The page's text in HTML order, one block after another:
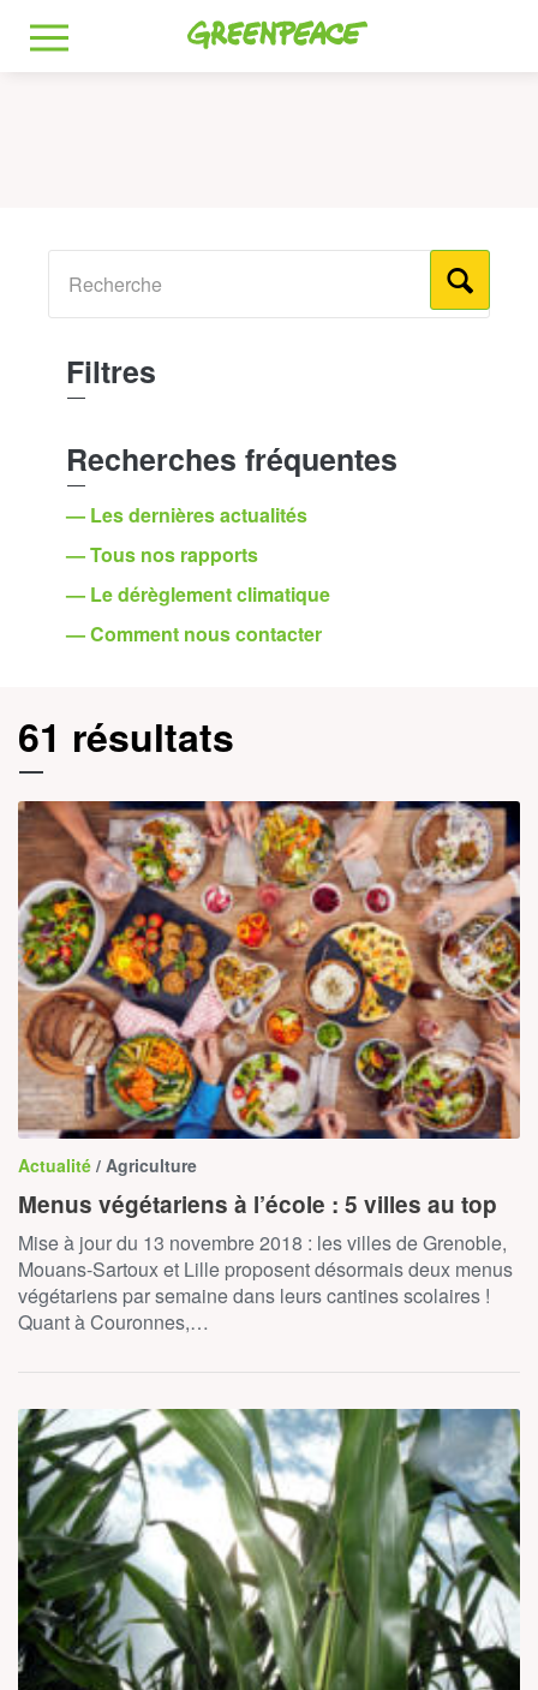
Greenpeace
MENU
Filtres
Recherches fréquentes
— Les dernières actualités
— Tous nos rapports
— Le dérèglement climatique
— Comment nous contacter
61 résultats
Actualité / Agriculture
Menus végétariens à l’école : 5 villes au top
Mise à jour du 13 novembre 2018 : les villes de Grenoble,
Mouans-Sartoux et Lille proposent désormais deux menus
végétariens par semaine dans leurs cantines scolaires !
Quant à Couronnes,…